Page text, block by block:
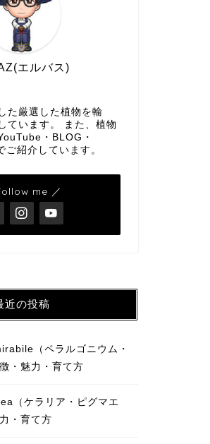
エルバス)
た厳選した植物を輸
ています。 また、植物
・BLOG・
ご紹介しています。
me ／
近の投稿
（ペラルゴニウム・
・魅力・育て方
（ケラリア・ピグマエ
・育て方